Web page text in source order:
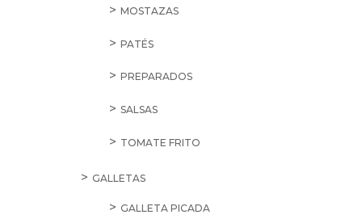
MOSTAZAS
PATÉS
PREPARADOS
SALSAS
TOMATE FRITO
GALLETAS
GALLETA PICADA